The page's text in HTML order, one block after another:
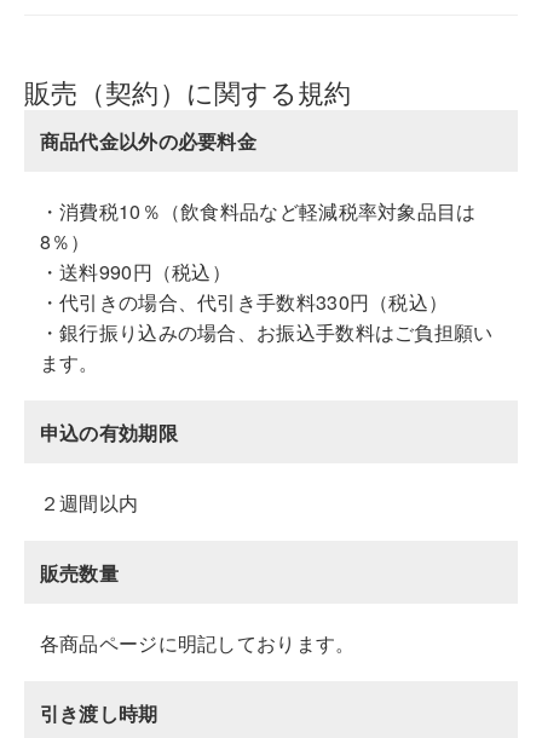
販売（契約）に関する規約
商品代金以外の必要料金
・消費税10％（飲食料品など軽減税率対象品目は
8％）
・送料990円（税込）
・代引きの場合、代引き手数料330円（税込）
・銀行振り込みの場合、お振込手数料はご負担願い
ます。
申込の有効期限
２週間以内
販売数量
各商品ページに明記しております。
引き渡し時期